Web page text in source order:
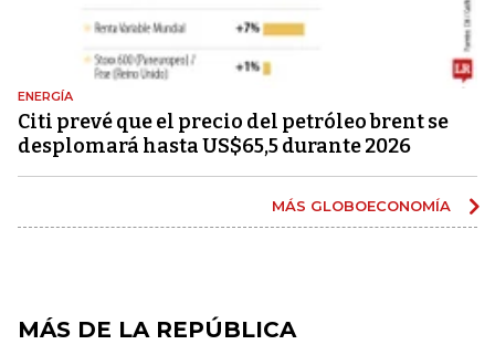
ENERGÍA
Citi prevé que el precio del petróleo brent se
desplomará hasta US$65,5 durante 2026
MÁS GLOBOECONOMÍA
MÁS DE LA REPÚBLICA